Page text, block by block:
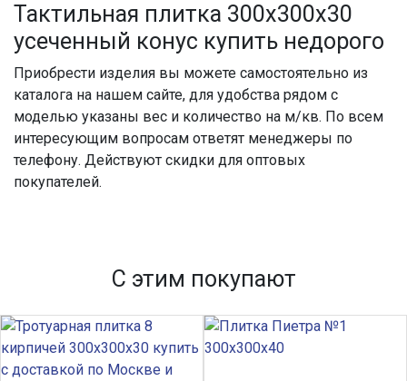
Тактильная плитка 300х300х30
усеченный конус купить недорого
Приобрести изделия вы можете самостоятельно из
каталога на нашем сайте, для удобства рядом с
моделью указаны вес и количество на м/кв. По всем
интересующим вопросам ответят менеджеры по
телефону. Действуют скидки для оптовых
покупателей.
С этим покупают